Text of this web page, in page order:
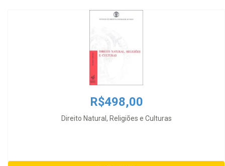
R$498,00
Direito Natural, Religiões e Culturas